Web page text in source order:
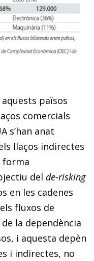
països
comercials
s’han anat
llaços indirectes
forma
del de-risking
en les cadenes
fluxos de
la dependència
i aquesta depèn
i indirectes, no